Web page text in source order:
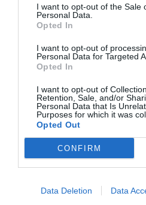
I want to opt-out of the Sale
Personal Data.
Opted In
I want to opt-out of
Personal Data for Targeted
Opted In
I want to opt-out of
Retention, Sale, and/or
Personal Data that Is
Purposes for which it was
Opted Out
CONFIRM
Data Deletion Data
CSÍKSZÉK
Egyelőre nem lesz
krízisközpont
Keresés
Keresés: